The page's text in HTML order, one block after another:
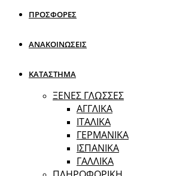
ΠΡΟΣΦΟΡΕΣ
ΑΝΑΚΟΙΝΩΣΕΙΣ
ΚΑΤΑΣΤΗΜΑ
ΞΕΝΕΣ ΓΛΩΣΣΕΣ
ΑΓΓΛΙΚΑ
ΙΤΑΛΙΚΑ
ΓΕΡΜΑΝΙΚΑ
ΙΣΠΑΝΙΚΑ
ΓΑΛΛΙΚΑ